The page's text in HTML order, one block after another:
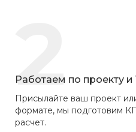
2
Работаем по проекту и
Присылайте ваш проект
формате, мы подготовим
расчет.